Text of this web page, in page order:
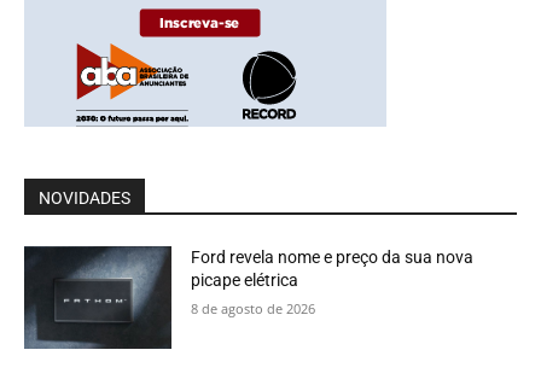
NOVIDADES
Ford revela nome e preço da sua nova
picape elétrica
8 de agosto de 2026